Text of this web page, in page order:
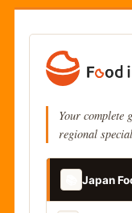
Your complete
regional
Japan